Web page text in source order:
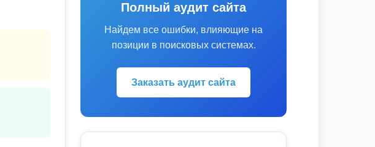
Полный аудит сайта
Найдем все ошибки, влияющие на
позиции в поисковых системах.
Заказать аудит сайта